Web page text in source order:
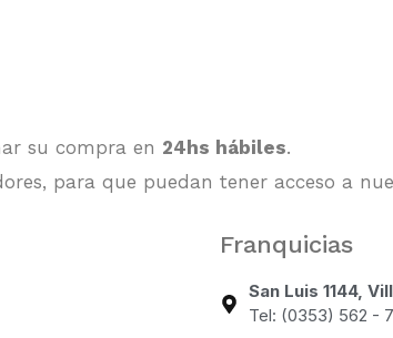
su compra en 24hs hábiles.
para que puedan tener acceso a
Franquicias
San Luis 1144,
Tel: (0353) 562 -